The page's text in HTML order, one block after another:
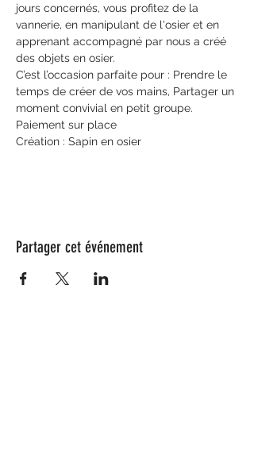
jours concernés, vous profitez de la
vannerie, en manipulant de l'osier et en
apprenant accompagné par nous a créé
des objets en osier.
C’est l’occasion parfaite pour : Prendre le
temps de créer de vos mains, Partager un
moment convivial en petit groupe.
Paiement sur place
Création : Sapin en osier
Partager cet événement